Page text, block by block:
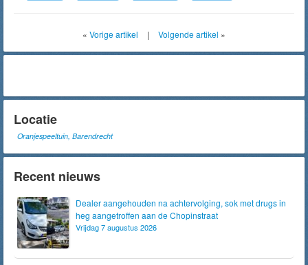
« Vorige artikel | Volgende artikel »
Locatie
Oranjespeeltuin, Barendrecht
Recent nieuws
Dealer aangehouden na achtervolging, sok met drugs in
heg aangetroffen aan de Chopinstraat
Vrijdag 7 augustus 2026